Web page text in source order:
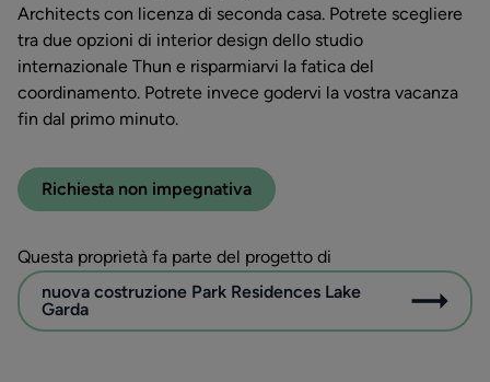
Architects con licenza di seconda casa. Potrete scegliere
tra due opzioni di interior design dello studio
internazionale Thun e risparmiarvi la fatica del
coordinamento. Potrete invece godervi la vostra vacanza
fin dal primo minuto.
Richiesta non impegnativa
Questa proprietà fa parte del progetto di
nuova costruzione Park Residences Lake
Garda